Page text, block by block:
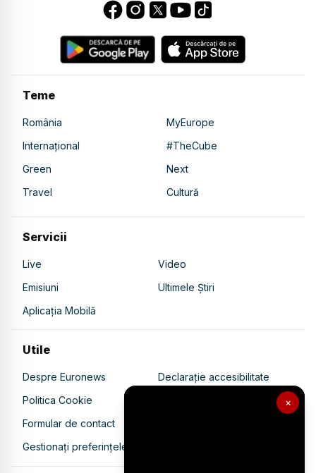
×
Teme
România
MyEurope
Internațional
#TheCube
Green
Next
Travel
Cultură
Servicii
Live
Video
Emisiuni
Ultimele Știri
Aplicația Mobilă
Utile
Despre Euronews
Declarație accesibilitate
Politica Cookie
Politica de confidențialitate
Formular de contact
Gestionați preferințele